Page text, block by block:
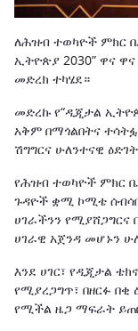
ለሕዝብ ተወካዮች ምክር
ኢትዮጵያ 2030” ዋና
መድረክ ተካሄደ።
መድረኩ የ“ዲጂታል
አቅም በማጎልበትና
ሽግግርና ሁለንተናዊ
የሕዝብ ተወካዮች ምክር
ጉዳዮች ቋሚ ኮሚቴ
ሀገራችንን የሚያሸጋግርና
ሀገራዊ አጀንዳ መሆኑን
እንደ ሀገር፣ የዲጂታል
የሚያረጋግጥ፣ በዘርፉ
የሚችል ዜጋ ማፍራት